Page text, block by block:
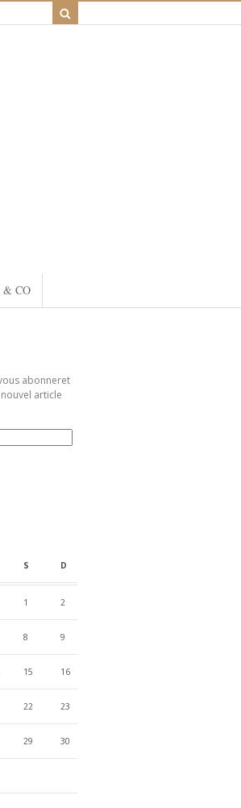
& CO
abonneret
article
S D
1 2
8 9
15 16
22 23
29 30